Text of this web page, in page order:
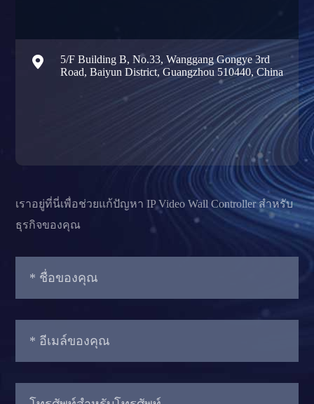
เราอยู่ที่นี่เพื่อช่วยแก้ปัญหา IP Video Wall Controller สำหรับ
ธุรกิจของคุณ

5/F Building B, No.33, Wanggang Gongye 3rd
Road, Baiyun District, Guangzhou 510440, China